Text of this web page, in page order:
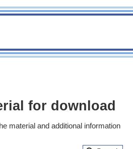
for download
material and additional information